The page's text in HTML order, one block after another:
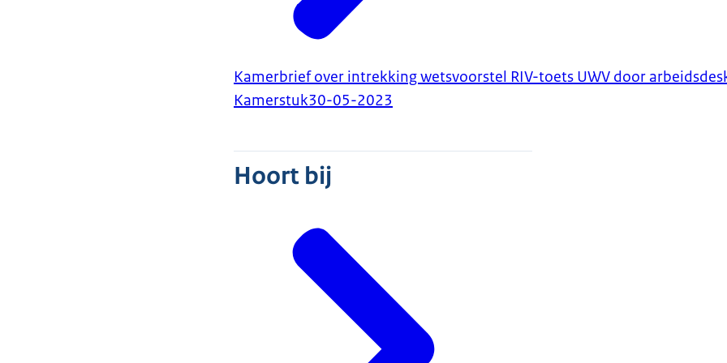
Kamerbrief over intrekking wetsvoorstel RIV-toets UWV door
Kamerstuk30-05-2023
Hoort bij